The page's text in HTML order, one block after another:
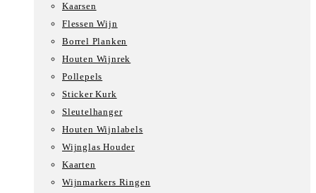
Kaarsen
Flessen Wijn
Borrel Planken
Houten Wijnrek
Pollepels
Sticker Kurk
Sleutelhanger
Houten Wijnlabels
Wijnglas Houder
Kaarten
Wijnmarkers Ringen